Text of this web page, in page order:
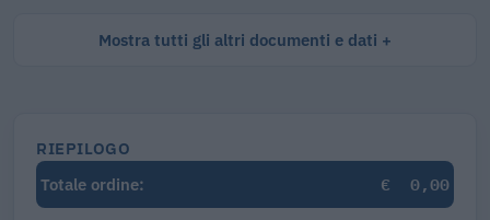
Mostra tutti gli altri documenti e dati
RIEPILOGO
Totale ordine:
€ 0,00